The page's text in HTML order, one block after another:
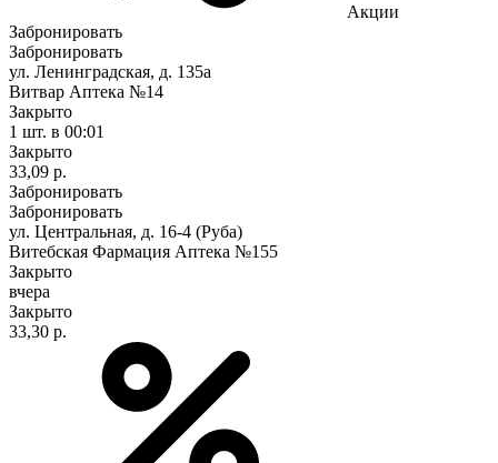
Акции
Забронировать
Забронировать
ул. Ленинградская, д. 135a
Витвар Аптека №14
Закрыто
1 шт. в 00:01
Закрыто
33,09 р.
Забронировать
Забронировать
ул. Центральная, д. 16-4 (Руба)
Витебская Фармация Аптека №155
Закрыто
вчера
Закрыто
33,30 р.